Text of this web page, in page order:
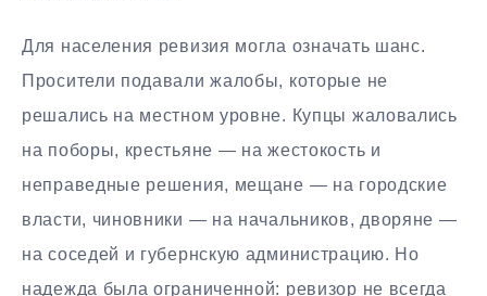
Для населения ревизия могла означать шанс.
Просители подавали жалобы, которые не
решались на местном уровне. Купцы жаловались
на поборы, крестьяне — на жестокость и
неправедные решения, мещане — на городские
власти, чиновники — на начальников, дворяне —
на соседей и губернскую администрацию. Но
надежда была ограниченной: ревизор не всегда